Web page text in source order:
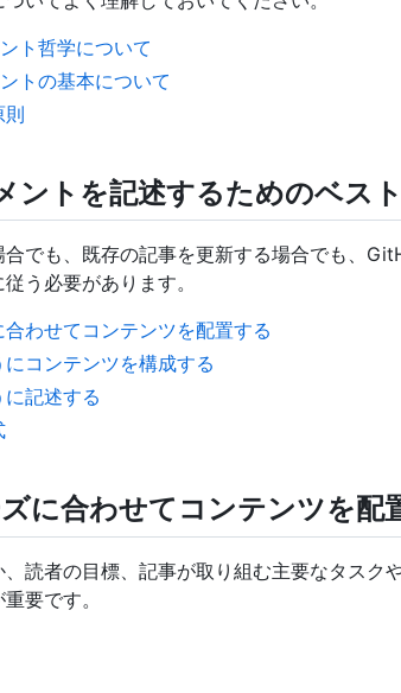
ト哲学について
トの基本について
則
ントを記述するためのベス
でも、既存の記事を更新する場合でも、
う必要があります。
わせてコンテンツを配置する
コンテンツを構成する
記述する
に合わせてコンテンツを配
読者の目標、記事が取り組む主要なタスク
要です。